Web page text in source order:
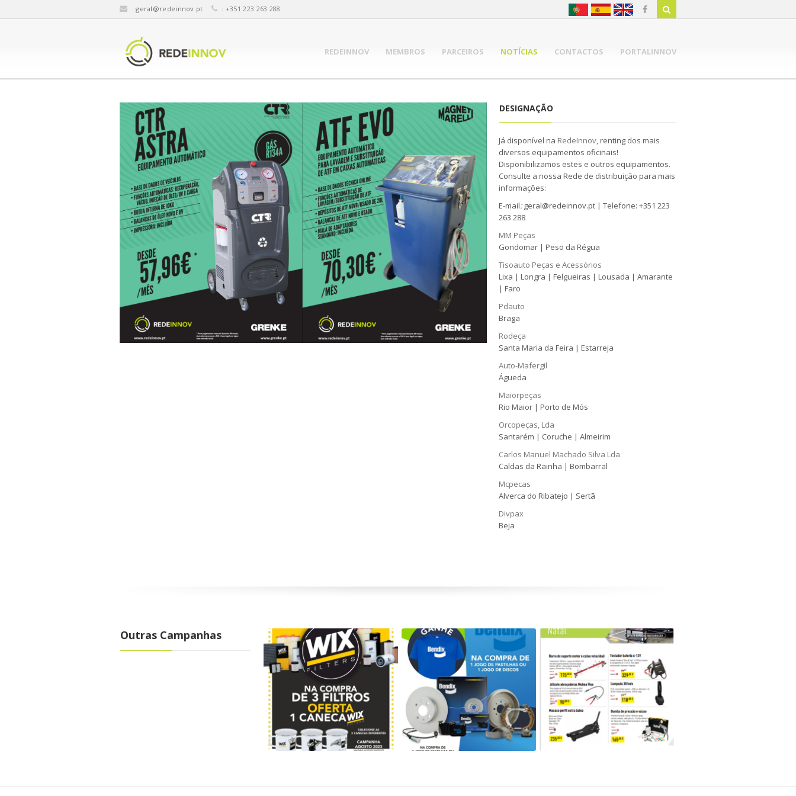
:geral@redeinnov.pt : +351 223 263 288
REDEINNOV MEMBROS PARCEIROS NOTÍCIAS CONTACTOS PORTALINNOV
DESIGNAÇÃO
Já disponível na RedeInnov, renting dos mais
diversos equipamentos oficinais!
Disponibilizamos estes e outros equipamentos.
Consulte a nossa Rede de distribuição para mais
informações:
E-mail:geral@redeinnov.pt | Telefone: +351 223
263 288
MM Peças
Gondomar | Peso da Régua
Tisoauto Peças e Acessórios
Lixa | Longra | Felgueiras | Lousada | Amarante
| Faro
Pdauto
Braga
Rodeça
Santa Maria da Feira | Estarreja
Auto-Mafergil
Águeda
Maiorpeças
Rio Maior | Porto de Mós
Orcopeças, Lda
Santarém | Coruche | Almeirim
Carlos Manuel Machado Silva Lda
Caldas da Rainha | Bombarral
Mcpecas
Alverca do Ribatejo | Sertã
Divpax
Beja
Outras Campanhas
WIX Bendix SAM